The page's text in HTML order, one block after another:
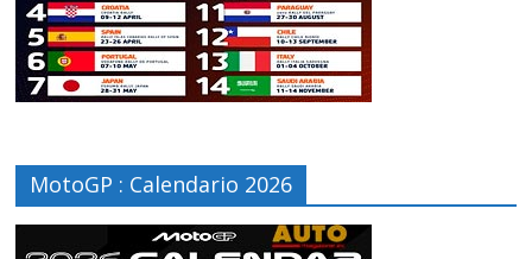
MotoGP : Calendario 2026